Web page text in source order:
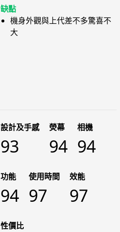
缺點
機身外觀與上代差不多驚喜不
大
設計及手感
93
熒幕
94
相機
94
功能
94
使用時間
97
效能
97
性價比